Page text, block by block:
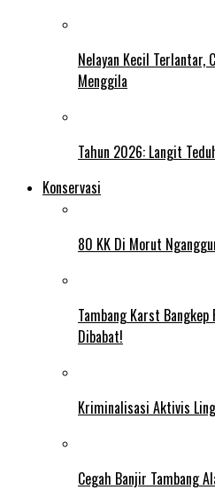
Nelayan Kecil Terlantar,
Menggila
Tahun 2026: Langit
Konservasi
80 KK Di Morut
Tambang Karst
Dibabat!
Kriminalisasi Aktivis
Cegah Banjir Tambang